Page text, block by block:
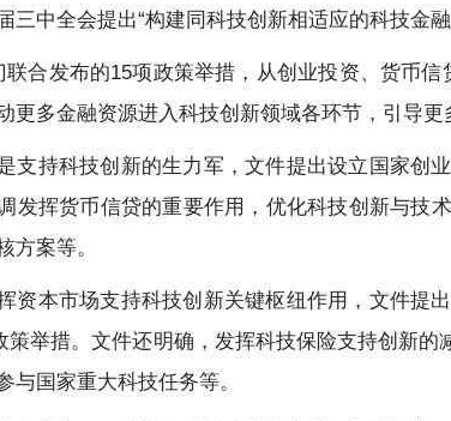
三中全会提出“构建同科技创新相适应的科技金
联合发布的15项政策举措，从创业投资、货币
更多金融资源进入科技创新领域各环节，引导更
支持科技创新的生力军，文件提出设立国家创
发挥货币信贷的重要作用，优化科技创新与技
方案等。
资本市场支持科技创新关键枢纽作用，文件提
策举措。文件还明确，发挥科技保险支持创新
与国家重大科技任务等。